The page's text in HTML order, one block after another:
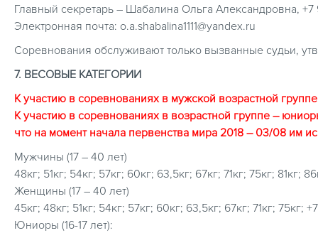
Главный секретарь – Шабалина Ольга Александровна, +7
Электронная почта: o.a.shabalina1111@yandex.ru
Соревнования обслуживают только вызванные судьи,
7. ВЕСОВЫЕ КАТЕГОРИИ
К участию в соревнованиях в мужской возрастной
К участию в соревнованиях в возрастной группе –
что на момент начала первенства мира 2018 – 03/08 им
Мужчины (17 – 40 лет)
48кг; 51кг; 54кг; 57кг; 60кг; 63,5кг; 67кг; 71кг; 75кг; 81кг;
Женщины (17 – 40 лет)
45кг; 48кг; 51кг; 54кг; 57кг; 60кг; 63,5кг; 67кг; 71кг; 75кг;
Юниоры (16-17 лет):